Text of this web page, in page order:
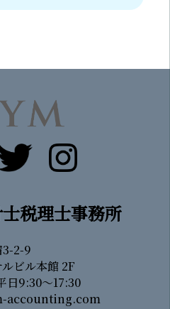
税理士事務所
3-2-9
ビル本館 2F
9:30～17:30
accounting.com